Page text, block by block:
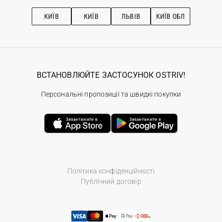
Рекомендації з догляду
КИЇВ КИЇВ ЛЬВІВ КИЇВ ОБЛ
Політика конфіденційності
Публічний договір
ВСТАНОВЛЮЙТЕ ЗАСТОСУНОК OSTRIV!
Персональні пропозиції та швидкі покупки